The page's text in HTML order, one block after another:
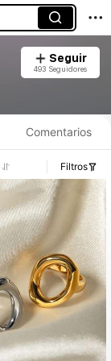
Seguir
493 Seguidores
Comentarios
Filtros